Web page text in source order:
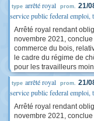
type arrêté royal prom. 21/
service public federal emploi,
Arrêté royal rendant
novembre 2021,
commerce du bois,
le cadre du régime de
pour les travailleurs
type arrêté royal prom. 21/
service public federal emploi,
Arrêté royal rendant
novembre 2021,